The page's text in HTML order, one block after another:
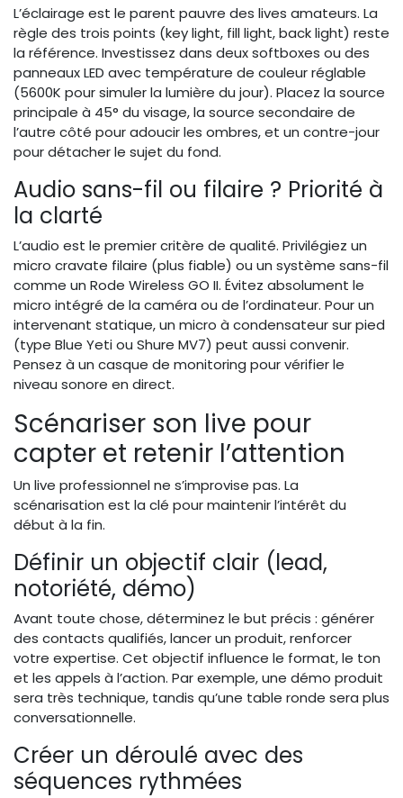
L’éclairage est le parent pauvre des lives amateurs. La
règle des trois points (key light, fill light, back light) reste
la référence. Investissez dans deux softboxes ou des
panneaux LED avec température de couleur réglable
(5600K pour simuler la lumière du jour). Placez la source
principale à 45° du visage, la source secondaire de
l’autre côté pour adoucir les ombres, et un contre-jour
pour détacher le sujet du fond.
Audio sans-fil ou filaire ? Priorité à
la clarté
L’audio est le premier critère de qualité. Privilégiez un
micro cravate filaire (plus fiable) ou un système sans-fil
comme un Rode Wireless GO II. Évitez absolument le
micro intégré de la caméra ou de l’ordinateur. Pour un
intervenant statique, un micro à condensateur sur pied
(type Blue Yeti ou Shure MV7) peut aussi convenir.
Pensez à un casque de monitoring pour vérifier le
niveau sonore en direct.
Scénariser son live pour
capter et retenir l’attention
Un live professionnel ne s’improvise pas. La
scénarisation est la clé pour maintenir l’intérêt du
début à la fin.
Définir un objectif clair (lead,
notoriété, démo)
Avant toute chose, déterminez le but précis : générer
des contacts qualifiés, lancer un produit, renforcer
votre expertise. Cet objectif influence le format, le ton
et les appels à l’action. Par exemple, une démo produit
sera très technique, tandis qu’une table ronde sera plus
conversationnelle.
Créer un déroulé avec des
séquences rythmées